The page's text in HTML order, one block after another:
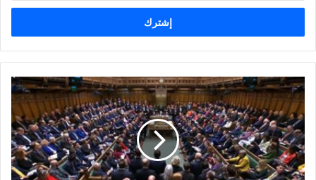
الإلكتروني
بريطانيا
تؤكد
التزامها
بالاعتراف
بدولة
فلسطين
في